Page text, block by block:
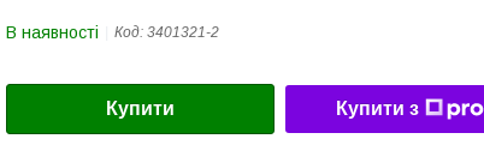
В наявності Код: 3401321-2
Купити Купити з